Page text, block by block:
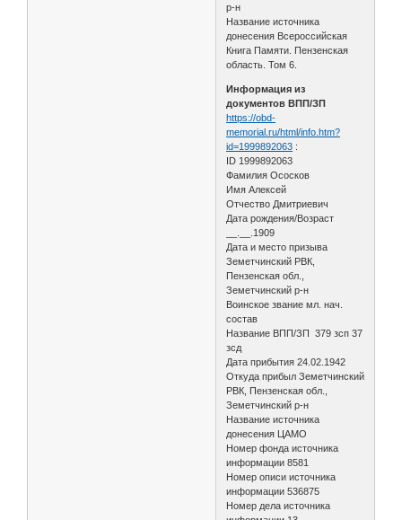
р-н
Название источника
донесения Всероссийская
Книга Памяти. Пензенская
область. Том 6.
Информация из
документов ВПП/ЗП
https://obd-
memorial.ru/html/info.htm?
id=1999892063 :
ID 1999892063
Фамилия Ососков
Имя Алексей
Отчество Дмитриевич
Дата рождения/Возраст
__.__.1909
Дата и место призыва
Земетчинский РВК,
Пензенская обл.,
Земетчинский р-н
Воинское звание мл. нач.
состав
Название ВПП/ЗП 379 зсп 37
зсд
Дата прибытия 24.02.1942
Откуда прибыл Земетчинский
РВК, Пензенская обл.,
Земетчинский р-н
Название источника
донесения ЦАМО
Номер фонда источника
информации 8581
Номер описи источника
информации 536875
Номер дела источника